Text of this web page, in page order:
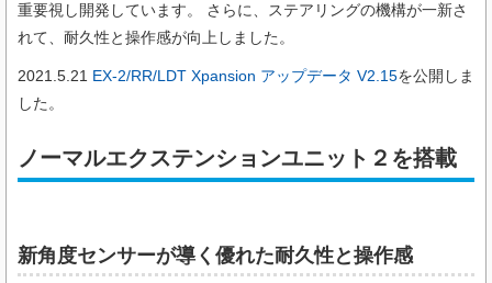
重要視し開発しています。 さらに、ステアリングの機構が一新さ
れて、耐久性と操作感が向上しました。
2021.5.21 EX-2/RR/LDT Xpansion アップデータ V2.15を公開しま
した。
ノーマルエクステンションユニット２を搭載
新角度センサーが導く優れた耐久性と操作感